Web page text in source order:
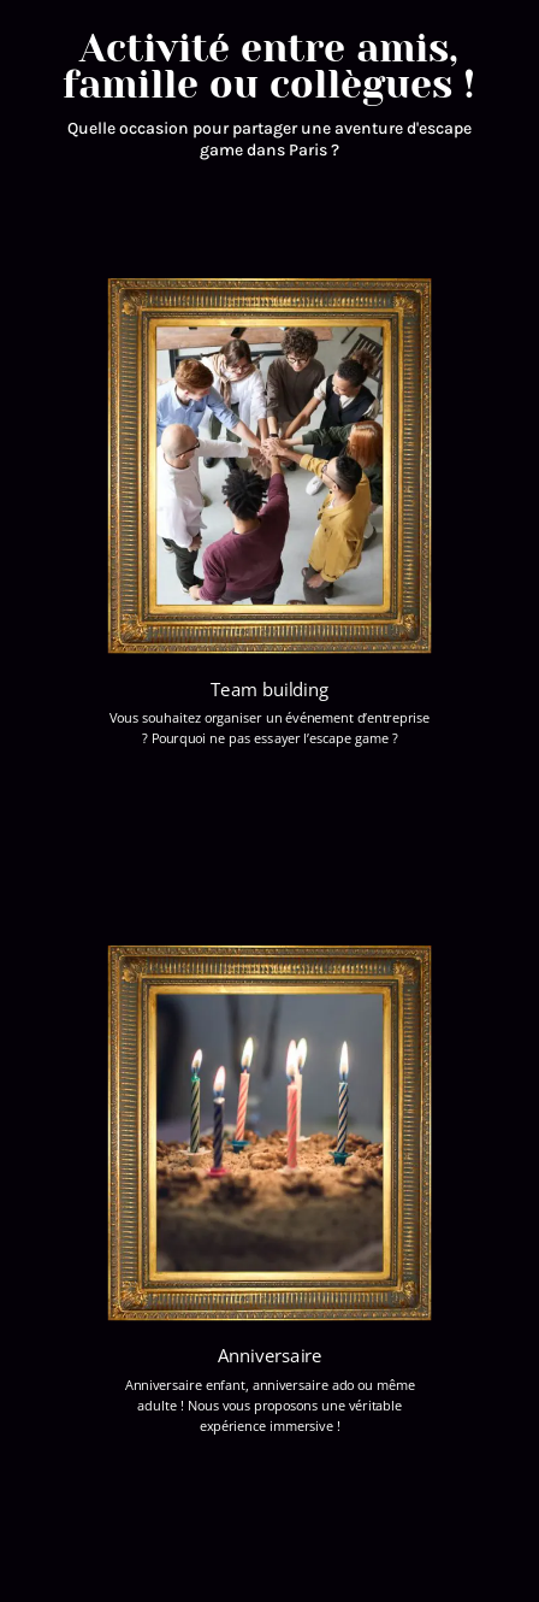
Activité entre amis,
famille ou collègues !
Quelle occasion pour partager une aventure d'escape
game dans Paris ?
Team building
Vous souhaitez organiser un événement d’entreprise
? Pourquoi ne pas essayer l’escape game ?
Anniversaire
Anniversaire enfant, anniversaire ado ou même
adulte ! Nous vous proposons une véritable
expérience immersive !